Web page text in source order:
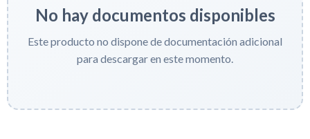
No hay documentos disponibles
Este producto no dispone de documentación adicional
para descargar en este momento.